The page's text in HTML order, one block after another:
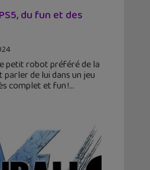
du fun et des
petit robot préféré de la
de lui dans un jeu
complet et fun !